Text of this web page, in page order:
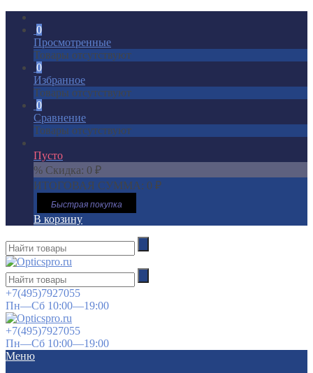
0
Просмотренные
Товары отсутствуют
0
Избранное
Товары отсутствуют
0
Сравнение
Товары отсутствуют
Пусто
% Скидка: 0 ₽
ИТОГОВАЯ СУММА: 0 ₽
Быстрая покупка
В корзину
+7(495)7927055
Пн—Сб 10:00—19:00
+7(495)7927055
Пн—Сб 10:00—19:00
Меню